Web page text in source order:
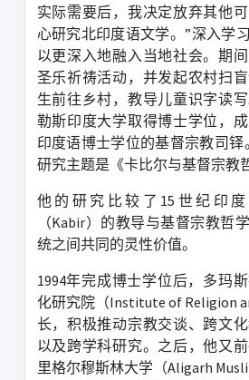
实际需要后，我决定放弃其他
心研究北印度语文学。”深入学
以更深入地融入当地社会。期
圣乐祈祷活动，并发起农村扫
生前往乡村，教导儿童识字读
勒斯印度大学取得博士学位，
印度语博士学位的基督宗教司铎
研究主题是《卡比尔与基督宗教
他的研究比较了 15 世纪印
（Kabir）的教导与基督宗教哲
统之间共同的灵性价值。
1994年完成博士学位后，多玛
化研究院（Institute of Religion
长，积极推动宗教交谈、跨文
以及跨学科研究。之后，他又
里格尔穆斯林大学（Aligarh